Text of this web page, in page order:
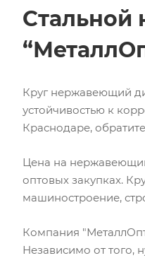
Стальной
Круг нержавеющий
устойчивостью к
Краснодаре,
Цена на
оптовых закупках.
машиностроение,
Компания
Независимо от того,